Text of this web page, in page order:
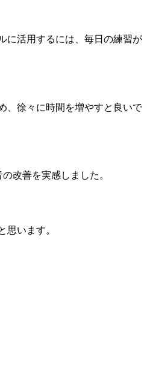
に活用するには、毎日の練習が
、徐々に時間を増やすと良いで
改善を実感しました。
思います。